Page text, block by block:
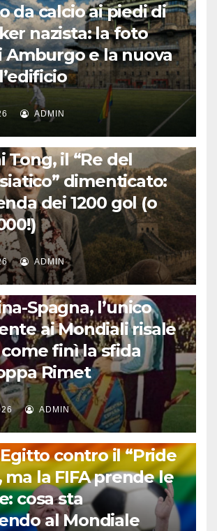
da calcio ai piedi di
nazista: la foto
Amburgo e la nuova
ADMIN
Tong, il “Re del
dimenticato:
dei 1200 gol (o
ADMIN
Spagna, l’unico
ai Mondiali risale
come finì la sfida
Rimet
ADMIN
CALCIO, GOSSIP E NON SOLO
contro il “Pride
ma la FIFA prende le
cosa sta
al Mondiale